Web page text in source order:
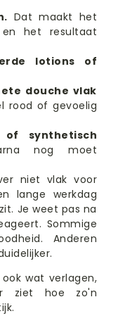
Dat maakt het
het resultaat
lotions of
douche vlak
rood of gevoelig
of synthetisch
nog moet
niet vlak voor
lange werkdag
Je weet pas na
Sommige
Anderen
wat verlagen,
ziet hoe zo'n